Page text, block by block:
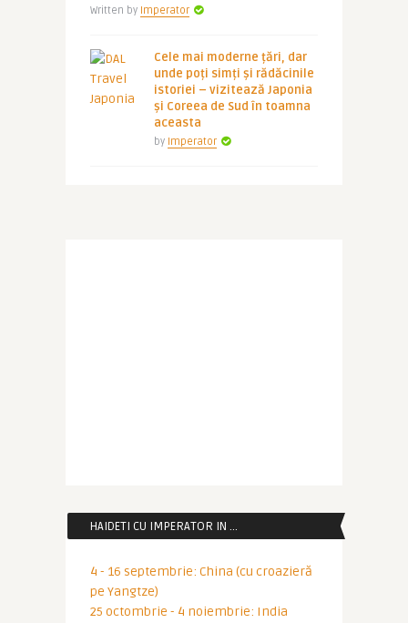
Written by Imperator
Cele mai moderne țări, dar
unde poți simți și rădăcinile
istoriei – vizitează Japonia
și Coreea de Sud în toamna
aceasta
by Imperator
HAIDETI CU IMPERATOR IN …
4 - 16 septembrie: China (cu croazieră
pe Yangtze)
25 octombrie - 4 noiembrie: India